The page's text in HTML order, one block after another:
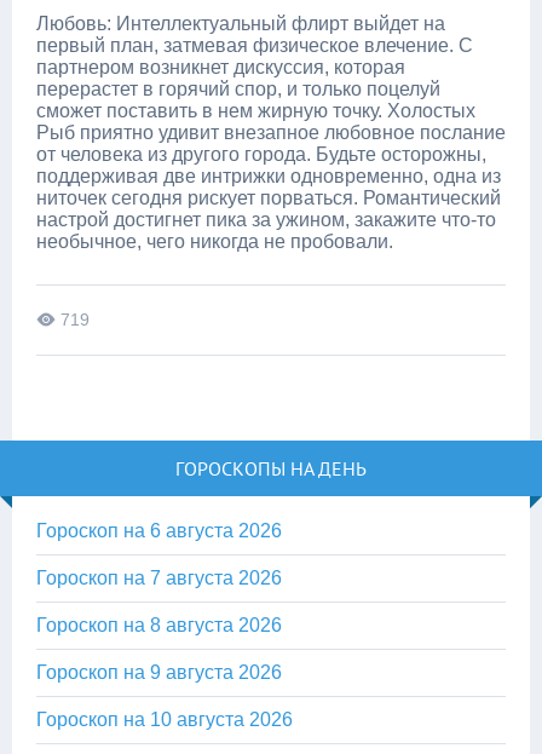
Любовь: Интеллектуальный флирт выйдет на
первый план, затмевая физическое влечение. С
партнером возникнет дискуссия, которая
перерастет в горячий спор, и только поцелуй
сможет поставить в нем жирную точку. Холостых
Рыб приятно удивит внезапное любовное послание
от человека из другого города. Будьте осторожны,
поддерживая две интрижки одновременно, одна из
ниточек сегодня рискует порваться. Романтический
настрой достигнет пика за ужином, закажите что-то
необычное, чего никогда не пробовали.
719
ГОРОСКОПЫ НА ДЕНЬ
Гороскоп на 6 августа 2026
Гороскоп на 7 августа 2026
Гороскоп на 8 августа 2026
Гороскоп на 9 августа 2026
Гороскоп на 10 августа 2026